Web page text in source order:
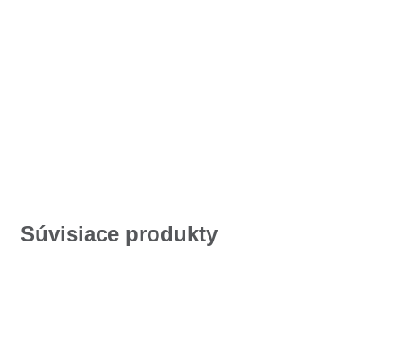
Súvisiace produkty